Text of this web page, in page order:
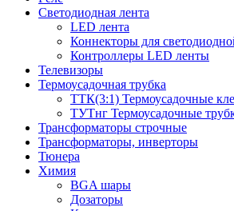
Светодиодная лента
LED лента
Коннекторы для
Контроллеры LED ленты
Телевизоры
Термоусадочная трубка
ТТК(3:1) Термоусадочные
ТУТнг Термоусадочные
Трансформаторы строчные
Трансформаторы, инверторы
Тюнера
Химия
BGA шары
Дозаторы